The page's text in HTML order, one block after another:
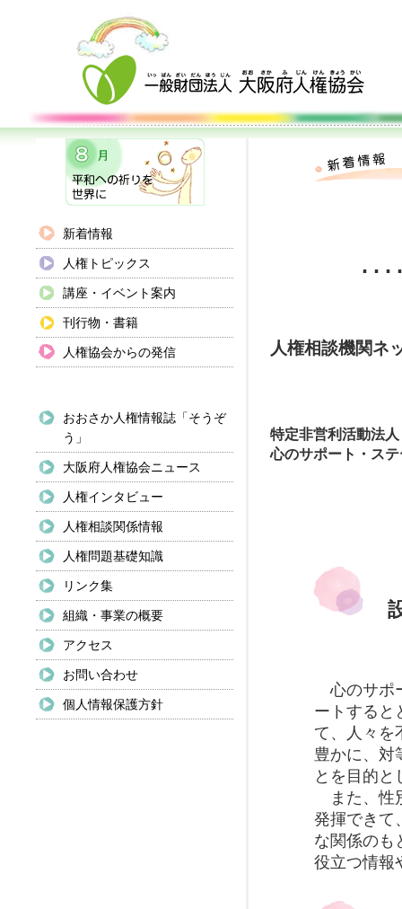
新着情報
人権トピックス
講座・イベント案内
刊行物・書籍
人権協会からの発信
おおさか人権情報誌「そうぞ
う」
大阪府人権協会ニュース
人権インタビュー
人権相談関係情報
人権問題基礎知識
リンク集
組織・事業の概要
アクセス
お問い合わせ
個人情報保護方針
･･
人権相談機関ネ
特定非営利活動法人
心のサポート・ス
心のサポ
ートすると
て、人々を
豊かに、対
とを目的と
また、性
発揮できて
な関係のも
役立つ情報